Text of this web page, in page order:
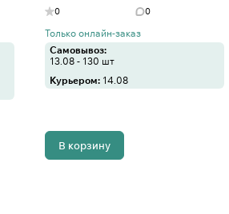
0 0
Только онлайн-заказ
Самовывоз:
13.08 - 130 шт
Курьером: 14.08
В корзину